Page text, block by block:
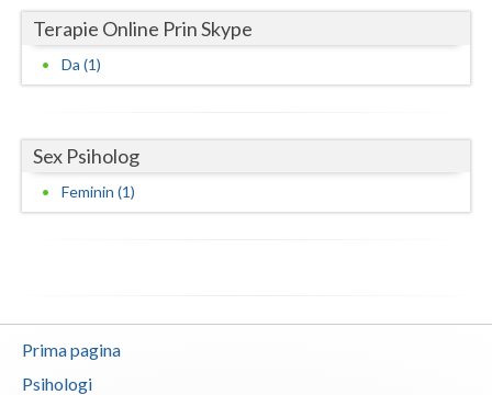
Ialomita
Maramures
Mehedinti
Olt
Prahova
Terapie Online Prin Skype
Da (1)
Sex Psiholog
Feminin (1)
Prima pagina
Psihologi